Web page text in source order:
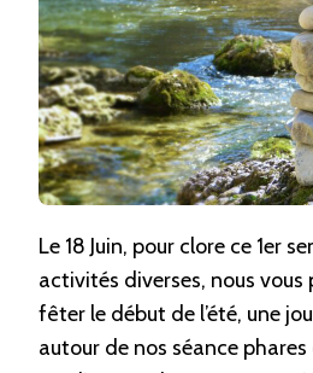
Le 18 Juin, pour clore ce 1er
activités diverses, nous vous
fêter le début de l’été, une
autour de nos séance